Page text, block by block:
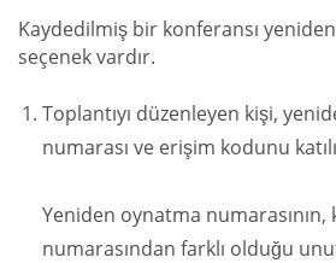
Kaydedilmiş bir konferansı
seçenek vardır.
Toplantıyı düzenleyen kişi,
numarası ve erişim kodunu
Yeniden oynatma
numarasından farklı olduğu